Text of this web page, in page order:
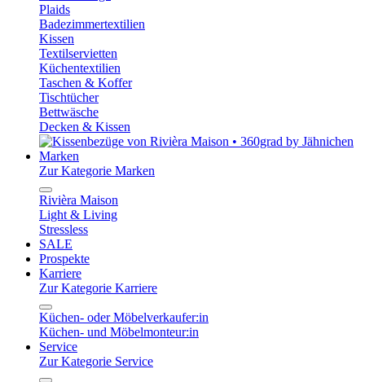
Plaids
Badezimmertextilien
Kissen
Textilservietten
Küchentextilien
Taschen & Koffer
Tischtücher
Bettwäsche
Decken & Kissen
Marken
Zur Kategorie Marken
Rivièra Maison
Light & Living
Stressless
SALE
Prospekte
Karriere
Zur Kategorie Karriere
Küchen- oder Möbelverkaufer:in
Küchen- und Möbelmonteur:in
Service
Zur Kategorie Service